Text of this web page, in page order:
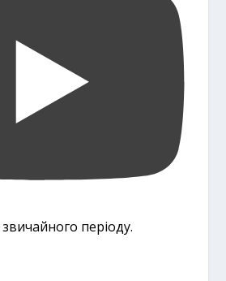
звичайного періоду.